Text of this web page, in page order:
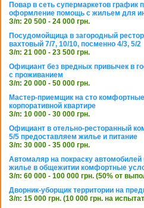
Повар в сеть супермаркетов
оформление помощь с жильем для
З/п: 20 500 - 24 000 грн.
Посудомойщица в загородный
вахтовый 7/7, 10/10, посменно 4/3, 5/2
З/п: 21 000 - 23 500 грн.
Официант без вредных привычек в
с проживанием
З/п: 20 000 - 50 000 грн.
Мастер-приемщик на сто
корпоративной квартире
З/п: 10 000 - 30 000 грн.
Официант в отельно-ресторанный
5/5 предоставляем жилье и питание
З/п: 30 000 - 35 000 грн.
Автомаляр на покраску
жилье в общежитии комфортные
З/п: 60 000 - 100 000 грн. (50% от
Дворник-уборщик территории на
З/п: 15 000 грн. (10 000 грн. на